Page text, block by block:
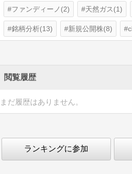
ファンディーノ(2) 天然ガス(1)
銘柄分析(13) 新規公開株(8)
閲覧履歴
まだ履歴はありません。
ランキングに参加